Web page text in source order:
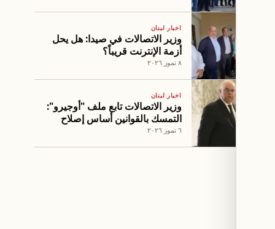
اخبار لبنان
وزير الاتصالات في صيدا: هل يحل
أزمة الإنترنت قريباً؟
٨ تموز ٢٠٢٦
اخبار لبنان
وزير الاتصالات تابع ملف "أوجيرو":
التمسك بالقوانين أساس إصلاح
القطاع
٦ تموز ٢٠٢٦